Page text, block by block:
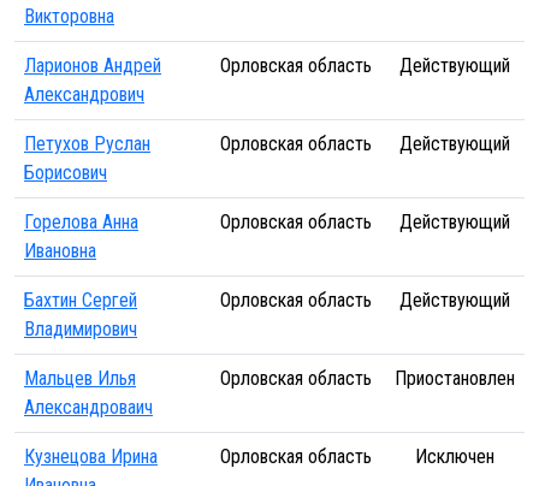
Викторовна
Ларионов Андрей
Александрович
Орловская область Действующий
Петухов Руслан
Борисович
Орловская область Действующий
Горелова Анна
Ивановна
Орловская область Действующий
Бахтин Сергей
Владимирович
Орловская область Действующий
Мальцев Илья
Александроваич
Орловская область Приостановлен
Кузнецова Ирина
Орловская область Исключен